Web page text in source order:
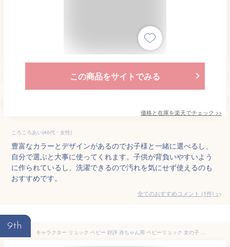
この商品をサイトでみる
価格と在庫を楽天でチェック >>
ころころあい(40代・女性)
豊富なカラーとデザインがあるのでお子様と一緒に選べるし、
自分で選ぶと大事に使ってくれます。子供が背負いやすいよう
に作られているし、洗濯できるので汚れを気にせず使えるのも
おすすめです。
全てのおすすめコメント (1件) >
9th
キャラクター リュック ベビー 好評 赤ちゃん用 ベビーリュック 女の子 男の子 ミニリュック かばん キッズリュック 軽い 軽量 かわいい 可愛い ベルト付き サイドポケット 保育園 幼稚園 通園 お出かけ お散歩 旅行 遠足 ベビーファッション ギフト